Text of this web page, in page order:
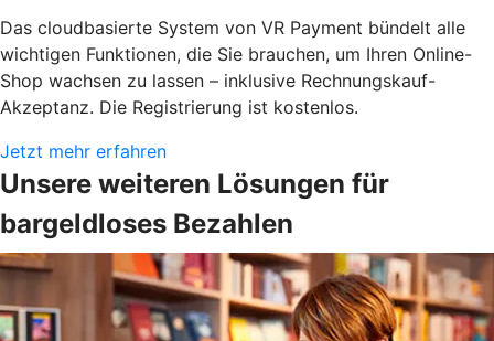
Das cloudbasierte System von VR Payment bündelt alle
wichtigen Funktionen, die Sie brauchen, um Ihren Online-
Shop wachsen zu lassen – inklusive Rechnungskauf-
Akzeptanz. Die Registrierung ist kostenlos.
Jetzt mehr erfahren
Unsere weiteren Lösungen für
bargeldloses Bezahlen